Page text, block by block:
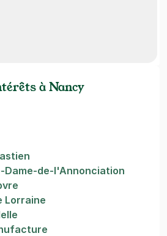
à Nancy
Dame-de-l'Annonciation
Lorraine